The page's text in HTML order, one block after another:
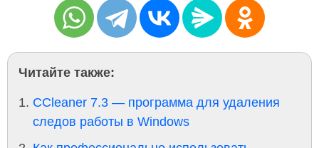
Читайте также:
CCleaner 7.3 — программа для удаления
следов работы в Windows